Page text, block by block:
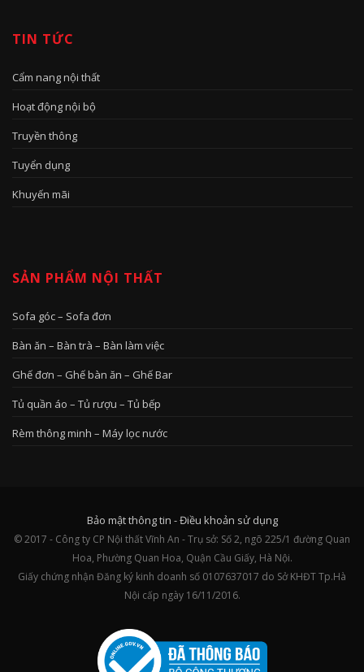
TIN TỨC
Cẩm nang nội thất
Hoạt động nội bộ
Truyền thông
Tuyển dụng
Khuyến mãi
SẢN PHẨM NỘI THẤT
Sofa góc – Sofa đơn
Bàn ăn – Bàn trà – Bàn làm việc
Ghế đơn – Ghế bàn ăn – Ghế Bar
Tủ quần áo – Tủ rượu – Tủ bếp
Rèm thông minh – Máy lọc nước
Bảo mật thông tin -Điều khoản sử dụng
© 2017 - Công ty CP Nội thất Vĩnh An - Trụ sở: Số 2, ngõ 225/1 đường Quan
Hoa, Phường Quan Hoa, Quận Cầu Giấy, Hà Nội.
Giấy chứng nhận Đăng ký kinh doanh số 0107637017 do Sở KHĐT Tp.Hà
Nội cấp ngày 16/11/2016.